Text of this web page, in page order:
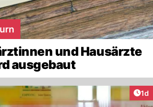
und Hausärzte
ausgebaut
1d